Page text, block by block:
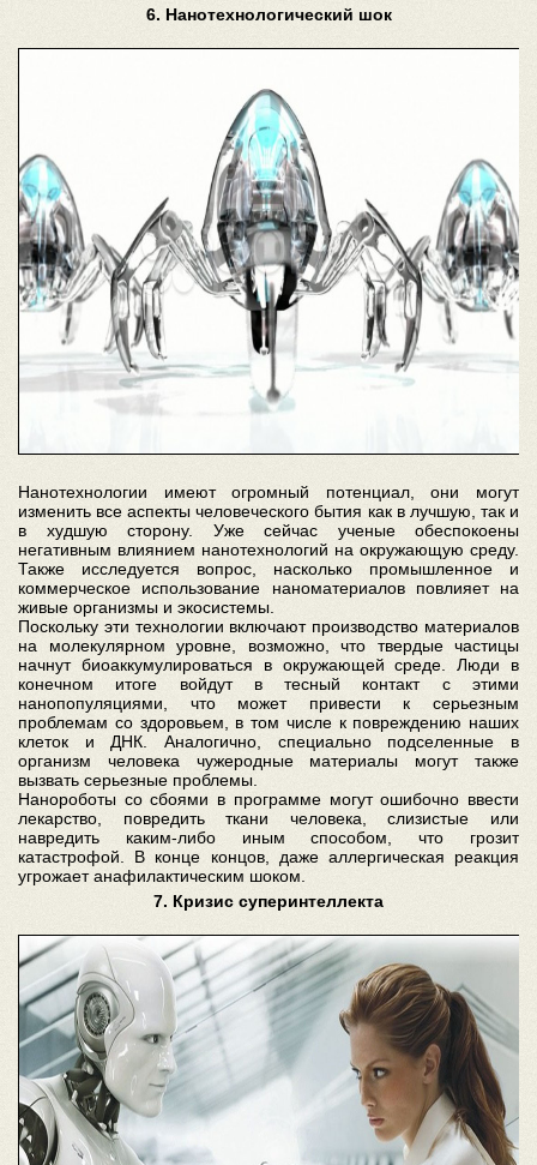
6. Нанотехнологический шок
Нанотехнологии имеют огромный потенциал, они могут
изменить все аспекты человеческого бытия как в лучшую, так и
в худшую сторону. Уже сейчас ученые обеспокоены
негативным влиянием нанотехнологий на окружающую среду.
Также исследуется вопрос, насколько промышленное и
коммерческое использование наноматериалов повлияет на
живые организмы и экосистемы.
Поскольку эти технологии включают производство материалов
на молекулярном уровне, возможно, что твердые частицы
начнут биоаккумулироваться в окружающей среде. Люди в
конечном итоге войдут в тесный контакт с этими
нанопопуляциями, что может привести к серьезным
проблемам со здоровьем, в том числе к повреждению наших
клеток и ДНК. Аналогично, специально подселенные в
организм человека чужеродные материалы могут также
вызвать серьезные проблемы.
Нанороботы со сбоями в программе могут ошибочно ввести
лекарство, повредить ткани человека, слизистые или
навредить каким-либо иным способом, что грозит
катастрофой. В конце концов, даже аллергическая реакция
угрожает анафилактическим шоком.
7. Кризис суперинтеллекта